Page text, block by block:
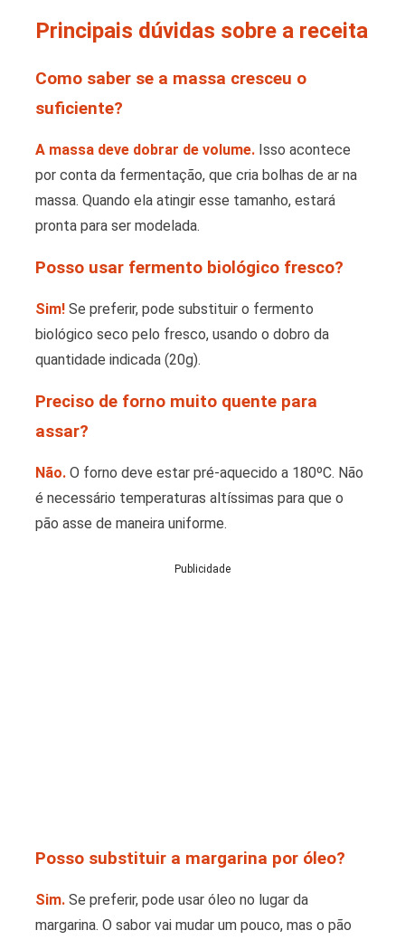
Principais dúvidas sobre a receita
Como saber se a massa cresceu o
suficiente?
A massa deve dobrar de volume. Isso acontece
por conta da fermentação, que cria bolhas de ar na
massa. Quando ela atingir esse tamanho, estará
pronta para ser modelada.
Posso usar fermento biológico fresco?
Sim! Se preferir, pode substituir o fermento
biológico seco pelo fresco, usando o dobro da
quantidade indicada (20g).
Preciso de forno muito quente para
assar?
Não. O forno deve estar pré-aquecido a 180ºC. Não
é necessário temperaturas altíssimas para que o
pão asse de maneira uniforme.
Publicidade
Posso substituir a margarina por óleo?
Sim. Se preferir, pode usar óleo no lugar da
margarina. O sabor vai mudar um pouco, mas o pão